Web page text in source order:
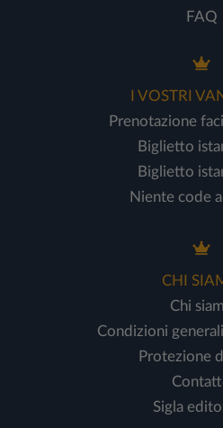
FAQ
I VOSTRI
Prenotazione
Biglietto
Biglietto
Niente code
CHI
Chi
Condizioni
Protezione
Sigla